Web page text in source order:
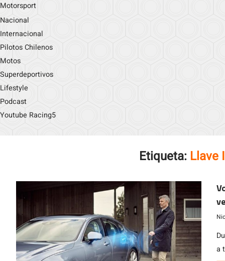
Motorsport
Nacional
Internacional
Pilotos Chilenos
Motos
Superdeportivos
Lifestyle
Podcast
Youtube Racing5
Etiqueta: Llave
a